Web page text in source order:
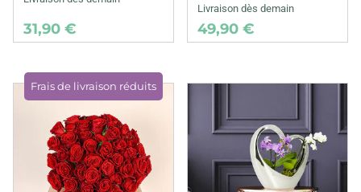
31,90 €
Livraison dès demain
49,90 €
Frais de livraison réduits